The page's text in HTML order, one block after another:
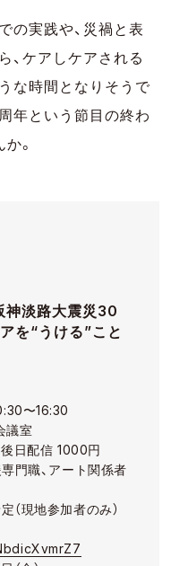
の実践や、災禍と表
、ケアしケアされる
な時間となりそうで
年という節目の終わ
。
神淡路大震災30
を“うける”こと
〜16:30
議室
日配信 1000円
門職、アート関係者
現地参加者のみ）